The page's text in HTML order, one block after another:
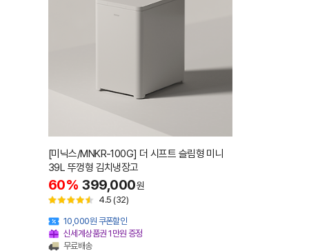
[미닉스/MNKR-100G] 더 시프트 슬림형 미니
39L 뚜껑형 김치냉장고
60% 399,000원
4.5 (32)
10,000원 쿠폰할인
신세계상품권 1만원 증정
무료배송